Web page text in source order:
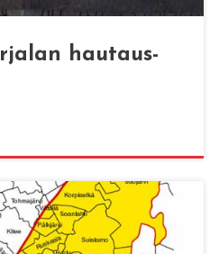
hau­taus­